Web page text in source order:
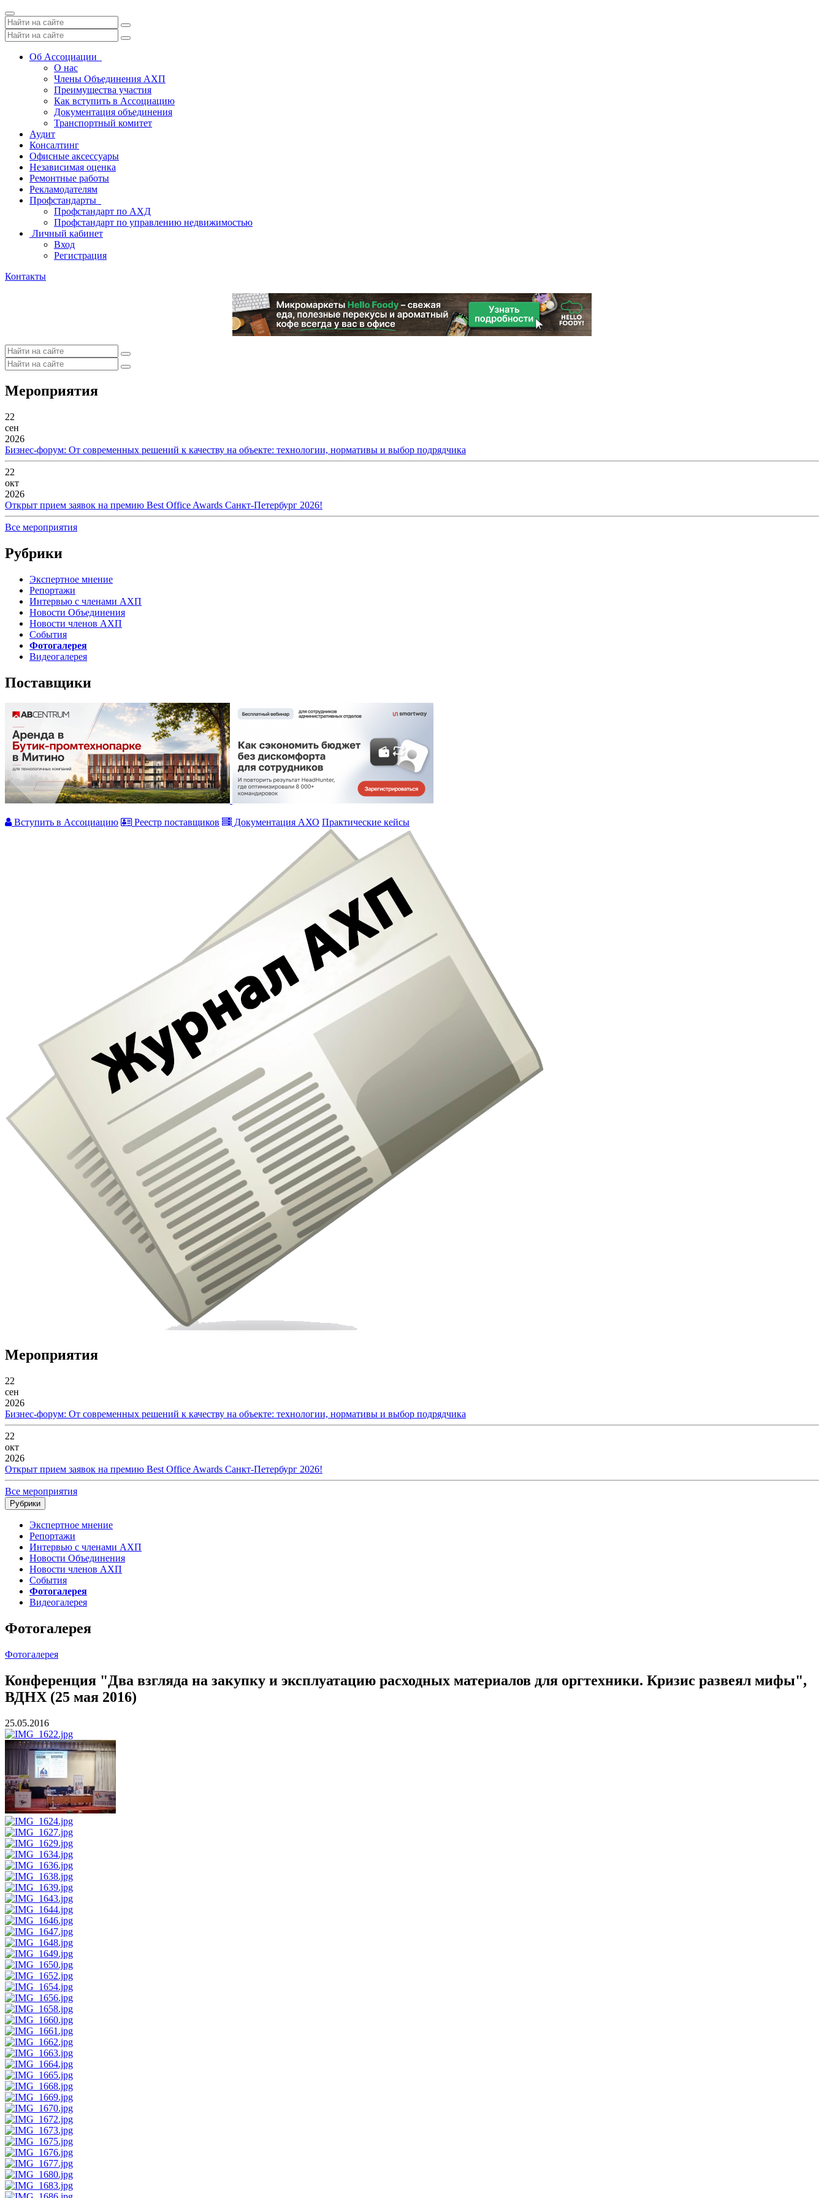
Toggle
navigation
Об Ассоциации
О нас
Члены Объединения АХП
Преимущества участия
Как вступить в Ассоциацию
Документация объединения
Транспортный комитет
Аудит
Консалтинг
Офисные аксессуары
Независимая оценка
Ремонтные работы
Рекламодателям
Профстандарты
Профстандарт по АХД
Профстандарт по управлению недвижимостью
Личный кабинет
Вход
Регистрация
Контакты
Мероприятия
22
сен
2026
Бизнес-форум: От современных решений к качеству на объекте: технологии, нормативы и выбор подрядчика
22
окт
2026
Открыт прием заявок на премию Best Office Awards Санкт-Петербург 2026!
Все мероприятия
Рубрики
Экспертное мнение
Репортажи
Интервью с членами АХП
Новости Объединения
Новости членов АХП
События
Фотогалерея
Видеогалерея
Поставщики
Вступить в Ассоциацию Реестр поставщиков Документация АХО Практические кейсы
Мероприятия
22
сен
2026
Бизнес-форум: От современных решений к качеству на объекте: технологии, нормативы и выбор подрядчика
22
окт
2026
Открыт прием заявок на премию Best Office Awards Санкт-Петербург 2026!
Все мероприятия
Рубрики
Экспертное мнение
Репортажи
Интервью с членами АХП
Новости Объединения
Новости членов АХП
События
Фотогалерея
Видеогалерея
Фотогалерея
Фотогалерея
Конференция "Два взгляда на закупку и эксплуатацию расходных материалов для оргтехники. Кризис развеял мифы",
ВДНХ (25 мая 2016)
25.05.2016